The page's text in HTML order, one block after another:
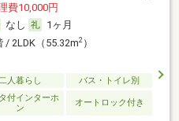
費10,000円
なし
1ヶ月
/ 2LDK（55.32m2）
人暮らし バス・トイレ別
付インターホ
ン
オートロック付き